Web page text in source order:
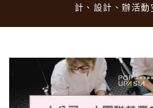
計、設計、辦活